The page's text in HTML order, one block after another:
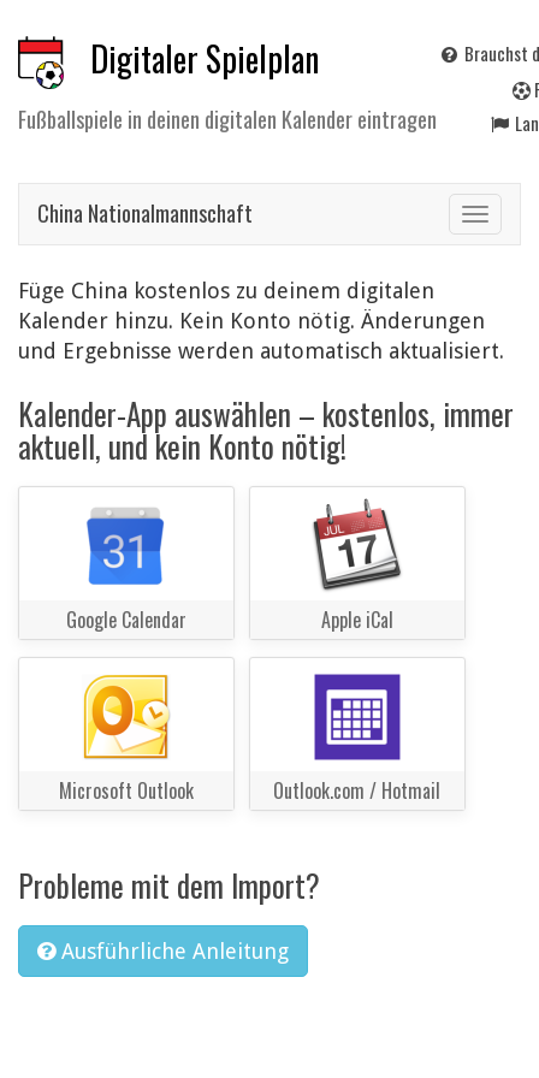
Digitaler Spielplan
Fußballspiele in deinen digitalen Kalender eintragen
Brauchst
Toggle
China Nationalmannschaft
Füge China kostenlos zu deinem digitalen
Kalender hinzu. Kein Konto nötig. Änderungen
und Ergebnisse werden automatisch aktualisiert.
Kalender-App auswählen – kostenlos, immer
aktuell, und kein Konto nötig!
Google Calendar Apple iCal
Microsoft Outlook Outlook.com / Hotmail
Probleme mit dem Import?
Ausführliche Anleitung